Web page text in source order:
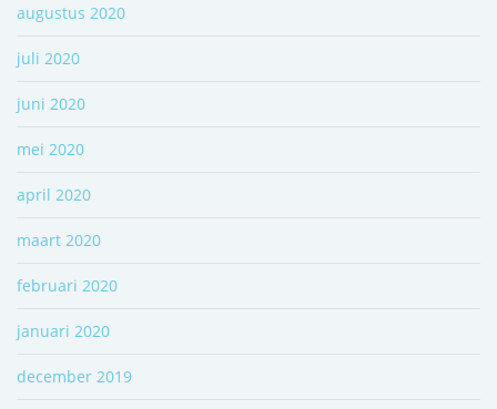
augustus 2020
juli 2020
juni 2020
mei 2020
april 2020
maart 2020
februari 2020
januari 2020
december 2019